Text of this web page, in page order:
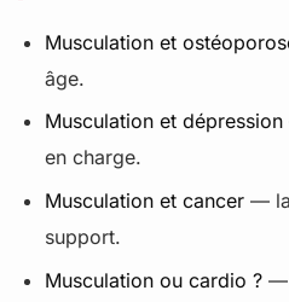
Musculation et
âge.
Musculation et dépression
en charge.
Musculation et cancer —
support.
Musculation ou cardio ? —